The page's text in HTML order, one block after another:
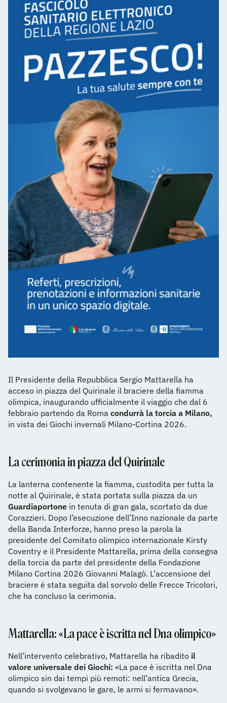
Il Presidente della Repubblica Sergio Mattarella ha
acceso in piazza del Quirinale il braciere della fiamma
olimpica, inaugurando ufficialmente il viaggio che dal 6
febbraio partendo da Roma condurrà la torcia a Milano,
in vista dei Giochi invernali Milano-Cortina 2026.
La cerimonia in piazza del Quirinale
La lanterna contenente la fiamma, custodita per tutta la
notte al Quirinale, è stata portata sulla piazza da un
Guardiaportone in tenuta di gran gala, scortato da due
Corazzieri. Dopo l’esecuzione dell’Inno nazionale da parte
della Banda Interforze, hanno preso la parola la
presidente del Comitato olimpico internazionale Kirsty
Coventry e il Presidente Mattarella, prima della consegna
della torcia da parte del presidente della Fondazione
Milano Cortina 2026 Giovanni Malagò. L’accensione del
braciere è stata seguita dal sorvolo delle Frecce Tricolori,
che ha concluso la cerimonia.
Mattarella: «La pace è iscritta nel Dna olimpico»
Nell’intervento celebrativo, Mattarella ha ribadito il
valore universale dei Giochi: «La pace è iscritta nel Dna
olimpico sin dai tempi più remoti: nell’antica Grecia,
quando si svolgevano le gare, le armi si fermavano».